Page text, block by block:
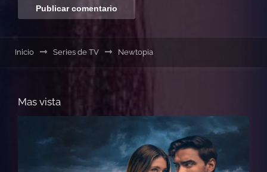
Inicio Series de TV Newtopia
Mas vista